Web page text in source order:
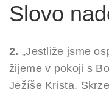
Slovo
2. „Jestliže jsme
žijeme v pokoji s
Ježíše Krista.